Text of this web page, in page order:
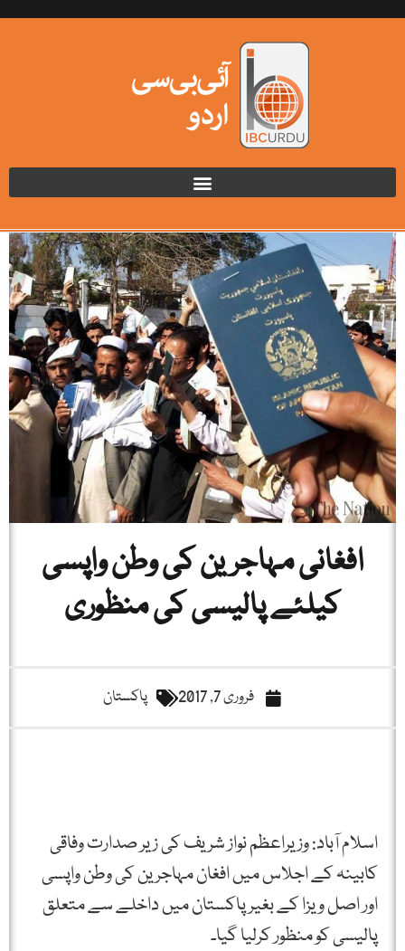
افغانی مہاجرین کی وطن واپسی
کیلئے پالیسی کی منظوری
فروری 7, 2017 پاکستان
اسلام آباد: وزیراعظم نواز شریف کی زیر صدارت وفاقی
کابینہ کے اجلاس میں افغان مہاجرین کی وطن واپسی
اور اصل ویزا کے بغیر پاکستان میں داخلے سے متعلق
پالیسی کو منظور کرلیا گیا۔